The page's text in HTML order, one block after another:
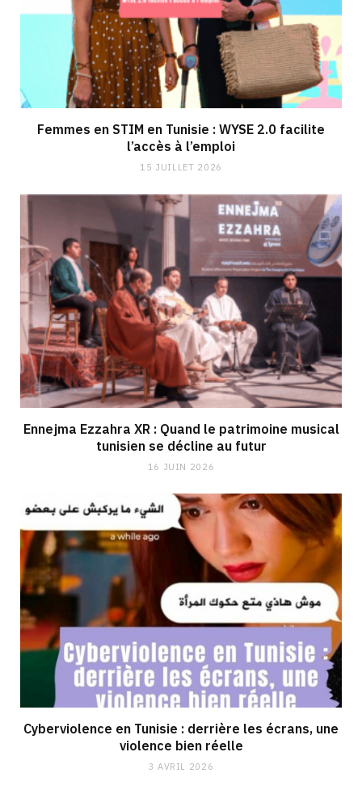
Femmes en STIM en Tunisie : WYSE 2.0 facilite
l’accès à l’emploi
15 JUILLET 2026
Ennejma Ezzahra XR : Quand le patrimoine musical
tunisien se décline au futur
16 JUIN 2026
Cyberviolence en Tunisie : derrière les écrans, une
violence bien réelle
3 AVRIL 2026